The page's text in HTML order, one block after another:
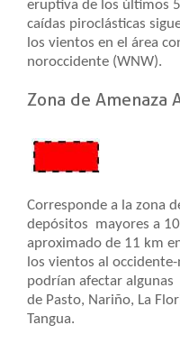
eruptiva de los últimos
caídas piroclásticas
los vientos en el área
noroccidente (WNW).
Zona de Amenaza
Corresponde a la zona
depósitos mayores a
aproximado de 11 km
los vientos al
podrían afectar
de Pasto, Nariño, La
Tangua.